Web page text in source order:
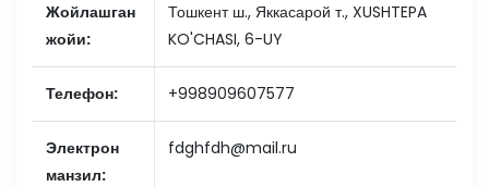
Жойлашган
жойи:
Тошкент ш., Яккасарой т., XUSHTEPA
KO'CHASI, 6-UY
Телефон: +998909607577
Электрон
манзил:
fdghfdh@mail.ru